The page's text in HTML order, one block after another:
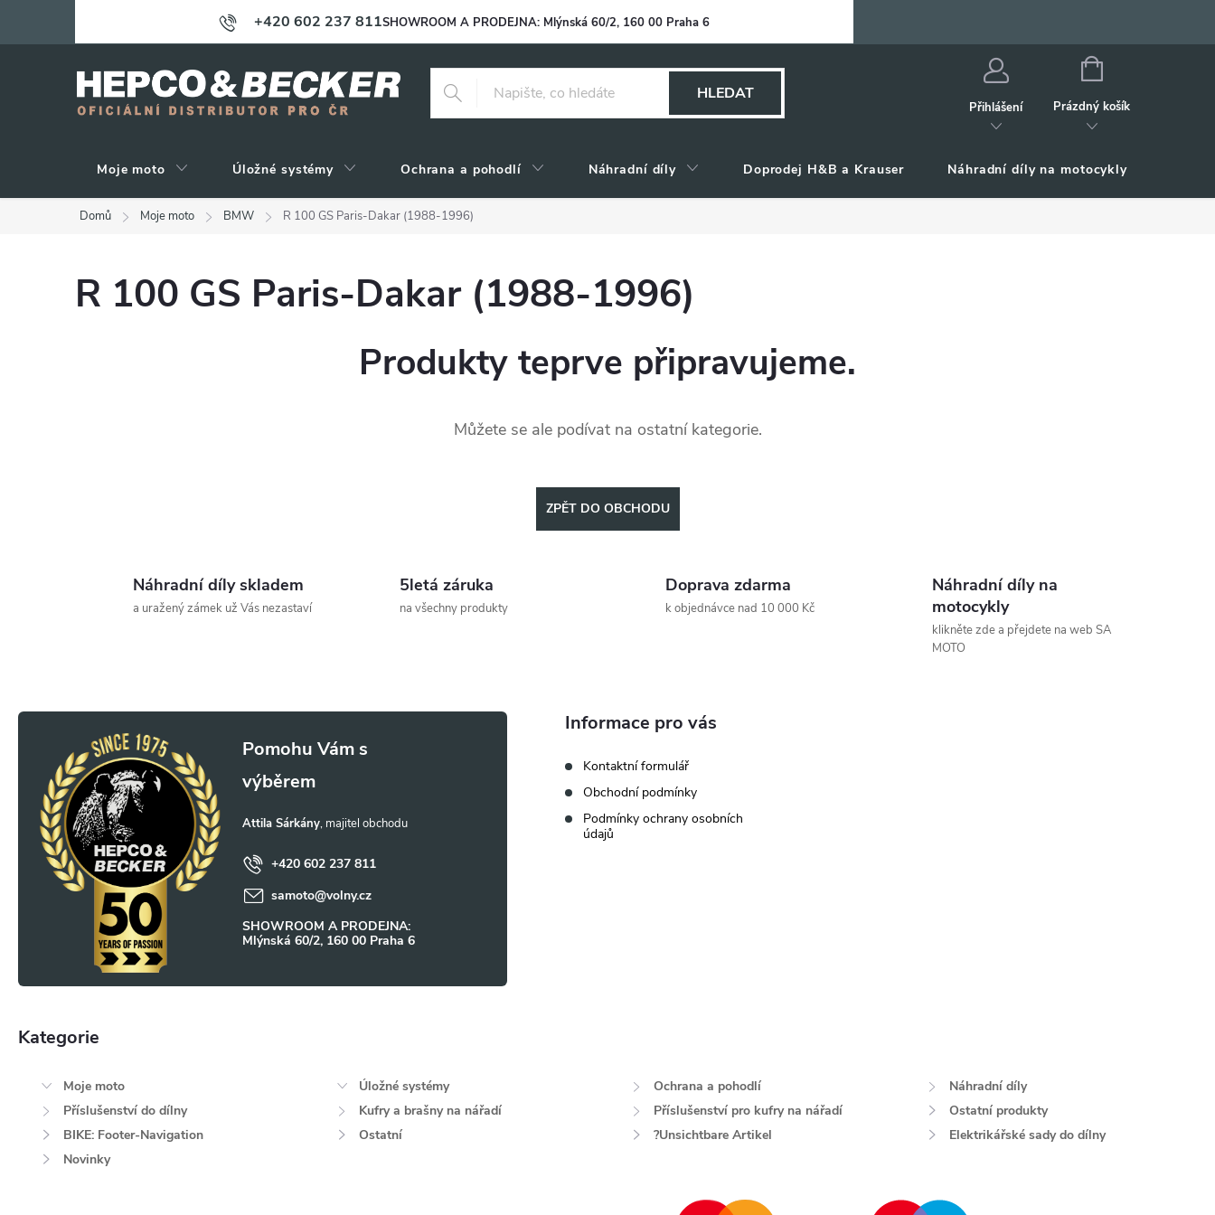
+420 602 237 811SHOWROOM A PRODEJNA: Mlýnská 60/2, 160 00 Praha 6
HLEDAT
Přihlášení
NÁKUPNÍ
Prázdný košík
Moje moto Úložné systémy Ochrana a pohodlí Náhradní díly Doprodej H&B a Krauser Náhradní díly na motocykly
Domů Moje moto BMW R 100 GS Paris-Dakar (1988-1996)
R 100 GS Paris-Dakar (1988-1996)
Produkty teprve připravujeme.
Můžete se ale podívat na ostatní kategorie.
ZPĚT DO OBCHODU
Náhradní díly skladem
a uražený zámek už Vás nezastaví
5letá záruka
na všechny produkty
Doprava zdarma
k objednávce nad 10 000 Kč
Náhradní díly na
motocykly
klikněte zde a přejdete na web SA
MOTO
Attila Sárkány
+420 602 237 811
samoto@volny.cz
SHOWROOM A PRODEJNA:
Mlýnská 60/2, 160 00 Praha 6
Informace pro vás
Kontaktní formulář
Obchodní podmínky
Podmínky ochrany osobních
údajů
Přeskočit
Kategorie
Moje moto Úložné systémy Ochrana a pohodlí
Náhradní díly
Příslušenství do dílny
Kufry a brašny na nářadí Příslušenství pro kufry na nářadí
Ostatní produkty
BIKE: Footer-Navigation
Ostatní ?Unsichtbare Artikel
Elektrikářské sady do dílny
Novinky